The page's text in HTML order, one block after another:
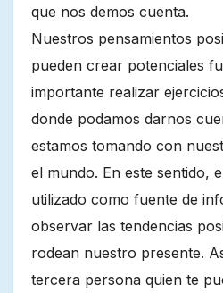
que nos demos cuenta.
Nuestros pensamientos
pueden crear potenciales
importante realizar
donde podamos darnos
estamos tomando con
el mundo. En este sentido,
utilizado como fuente de
observar las tendencias
rodean nuestro presente.
tercera persona quien te